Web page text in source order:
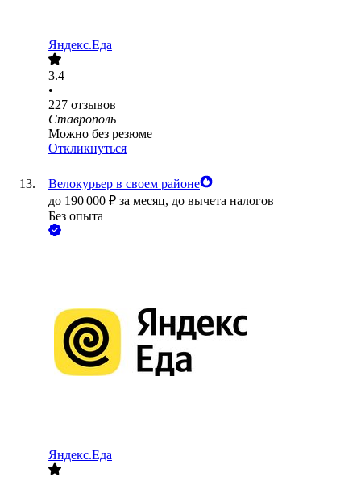
Яндекс.Еда
3.4
•
227 отзывов
Ставрополь
Можно без резюме
Откликнуться
Велокурьер в своем районе
до 190 000 ₽ за месяц, до вычета налогов
Без опыта
Яндекс.Еда